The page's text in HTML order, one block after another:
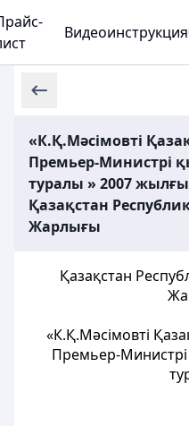
Видеоинструкция
«К.Қ.Мәсімовті
Премьер-Министрі
туралы » 2007
Қазақстан
Жарлығы
Қазақстан
«К.Қ.Мәсімовті
Премьер-Министрі